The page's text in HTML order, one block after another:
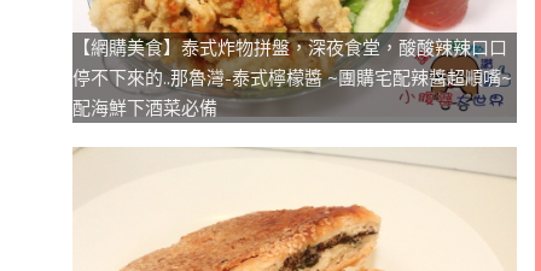
【網購美食】泰式炸物拼盤，深夜食堂，酸酸辣辣口口
停不下來的..那魯灣-泰式檸檬醬 ~團購宅配辣醬超順嘴~
配海鮮下酒菜必備